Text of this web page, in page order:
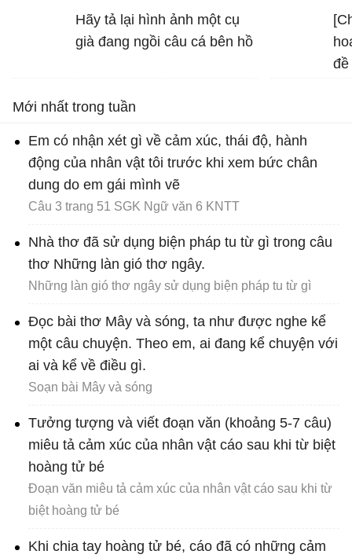
trong hình ảnh "bình minh
vàng", "vầng trăng bạc" và
Hãy tả lại hình ảnh một cụ
già đang ngồi câu cá bên hồ
đề
Mới nhất trong tuần
Em có nhận xét gì về cảm xúc, thái độ, hành
động của nhân vật tôi trước khi xem bức chân
dung do em gái mình vẽ
Câu 3 trang 51 SGK Ngữ văn 6 KNTT
Nhà thơ đã sử dụng biện pháp tu từ gì trong câu
thơ Những làn gió thơ ngây.
Những làn gió thơ ngây sử dụng biện pháp tu từ gì
Đọc bài thơ Mây và sóng, ta như được nghe kể
một câu chuyện. Theo em, ai đang kể chuyện với
ai và kể về điều gì.
Soạn bài Mây và sóng
Tưởng tượng và viết đoạn văn (khoảng 5-7 câu)
miêu tả cảm xúc của nhân vật cáo sau khi từ biệt
hoàng tử bé
Đoạn văn miêu tả cảm xúc của nhân vật cáo sau khi từ
biệt hoàng tử bé
Khi chia tay hoàng tử bé, cáo đã có những cảm